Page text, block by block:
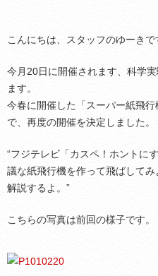
こんにちは、スタッフのゆーきで
今月20日に開催されます、科学
ます。
今春に開催した「スーパー紙飛
で、再度の開催を決定しました。
“フジテレビ「カスペ！ホントに
議な紙飛行機を作って飛ばして
解説するよ。”
こちらの写真は前回の様子です。